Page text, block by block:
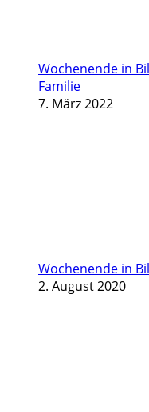
Wochenende in
Familie
7. März 2022
Wochenende in
2. August 2020